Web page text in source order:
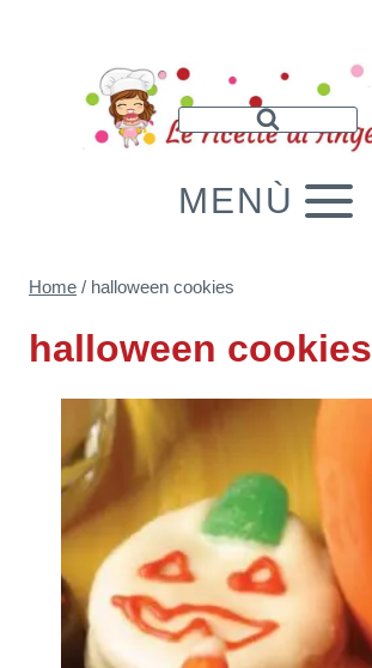
MENÙ
Home / halloween cookies
halloween cookies